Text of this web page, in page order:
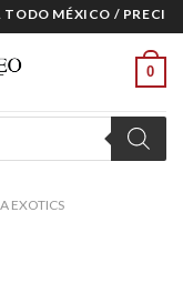
MÉXICO / PRECIOS
0
EXOTICS